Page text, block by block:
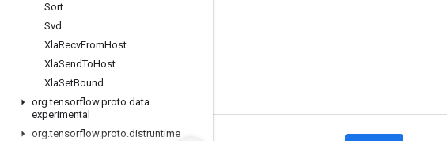
Sort
Svd
XlaRecvFromHost
XlaSendToHost
XlaSetBound
org.tensorflow.proto.data.
experimental
org.tensorflow.proto.distruntime
GitHub
Twitter
YouTube